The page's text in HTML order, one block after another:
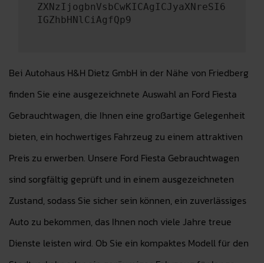
ZXNzIjogbnVsbCwKICAgICJyaXNreSI6
IGZhbHNlCiAgfQp9
Bei Autohaus H&H Dietz GmbH in der Nähe von Friedberg
finden Sie eine ausgezeichnete Auswahl an Ford Fiesta
Gebrauchtwagen, die Ihnen eine großartige Gelegenheit
bieten, ein hochwertiges Fahrzeug zu einem attraktiven
Preis zu erwerben. Unsere Ford Fiesta Gebrauchtwagen
sind sorgfältig geprüft und in einem ausgezeichneten
Zustand, sodass Sie sicher sein können, ein zuverlässiges
Auto zu bekommen, das Ihnen noch viele Jahre treue
Dienste leisten wird. Ob Sie ein kompaktes Modell für den